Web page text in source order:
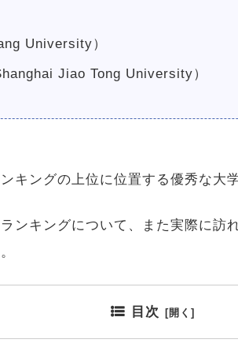
University）
Jiao Tong University）
キングの上位に位置する優秀な大学
ンキングについて、また実際に訪
目次